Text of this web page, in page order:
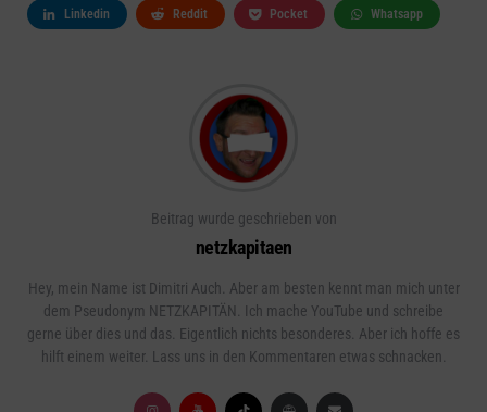
Linkedin Reddit Pocket Whatsapp
Beitrag wurde geschrieben von
netzkapitaen
Hey, mein Name ist Dimitri Auch. Aber am besten kennt man mich unter
dem Pseudonym NETZKAPITÄN. Ich mache YouTube und schreibe
gerne über dies und das. Eigentlich nichts besonderes. Aber ich hoffe es
hilft einem weiter. Lass uns in den Kommentaren etwas schnacken.